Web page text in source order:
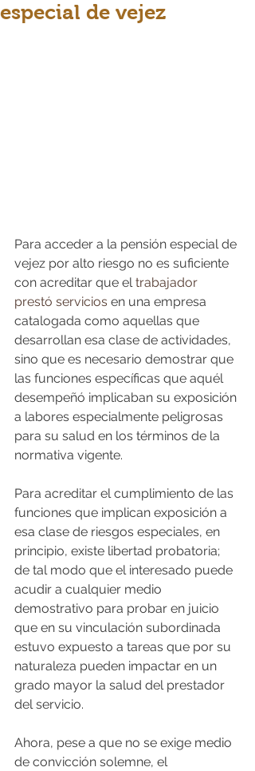
especial de vejez
Para acceder a la pensión especial de
vejez por alto riesgo no es suficiente
con acreditar que el trabajador
prestó servicios en una empresa
catalogada como aquellas que
desarrollan esa clase de actividades,
sino que es necesario demostrar que
las funciones específicas que aquél
desempeñó implicaban su exposición
a labores especialmente peligrosas
para su salud en los términos de la
normativa vigente.
Para acreditar el cumplimiento de las
funciones que implican exposición a
esa clase de riesgos especiales, en
principio, existe libertad probatoria;
de tal modo que el interesado puede
acudir a cualquier medio
demostrativo para probar en juicio
que en su vinculación subordinada
estuvo expuesto a tareas que por su
naturaleza pueden impactar en un
grado mayor la salud del prestador
del servicio.
Ahora, pese a que no se exige medio
de convicción solemne, el